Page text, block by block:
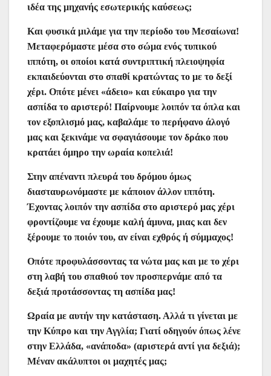
ιδέα της μηχανής εσωτερικής καύσεως;
Και φυσικά μιλάμε για την περίοδο του Μεσαίωνα!
Μεταφερόμαστε μέσα στο σώμα ενός τυπικού
ιππότη, οι οποίοι κατά συντριπτική πλειοψηφία
εκπαιδεύονται στο σπαθί κρατώντας το με το δεξί
χέρι. Οπότε μένει «άδειο» και εύκαιρο για την
ασπίδα το αριστερό! Παίρνουμε λοιπόν τα όπλα και
τον εξοπλισμό μας, καβαλάμε το περήφανο άλογό
μας και ξεκινάμε να σφαγιάσουμε τον δράκο που
κρατάει όμηρο την ωραία κοπελιά!
Στην απέναντι πλευρά του δρόμου όμως
διασταυρωνόμαστε με κάποιον άλλον ιππότη.
Έχοντας λοιπόν την ασπίδα στο αριστερό μας χέρι
φροντίζουμε να έχουμε καλή άμυνα, μιας και δεν
ξέρουμε το ποιόν του, αν είναι εχθρός ή σύμμαχος!
Οπότε προφυλάσσοντας τα νώτα μας και με το χέρι
στη λαβή του σπαθιού τον προσπερνάμε από τα
δεξιά προτάσσοντας τη ασπίδα μας!
Ωραία με αυτήν την κατάσταση. Αλλά τι γίνεται με
την Κύπρο και την Αγγλία; Γιατί οδηγούν όπως λένε
στην Ελλάδα, «ανάποδα» (αριστερά αντί για δεξιά);
Μέναν ακάλυπτοι οι μαχητές μας;